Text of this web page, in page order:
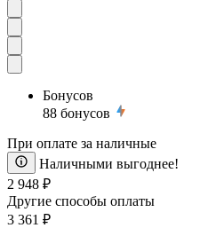
Бонусов
88 бонусов
При оплате за наличные
Наличными выгоднее!
2 948 ₽
Другие способы оплаты
3 361 ₽